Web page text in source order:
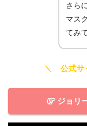
さら
マス
てみ
＼ 公式サ
ジョリ